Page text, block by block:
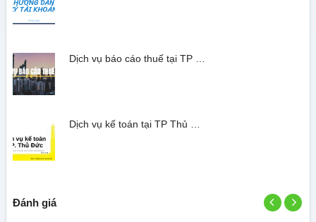
Dịch vụ báo cáo thuế tại TP …
Dịch vụ kế toán tại TP Thủ …
Đánh giá